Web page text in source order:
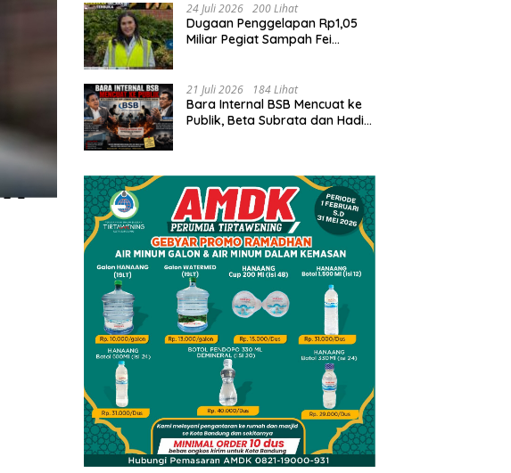
24 Juli 2026 200 Lihat
Dugaan Penggelapan Rp1,05
Miliar Pegiat Sampah Fei
Sorotan Publik
21 Juli 2026 184 Lihat
Bara Internal BSB Mencuat ke
Publik, Beta Subrata dan Hadi